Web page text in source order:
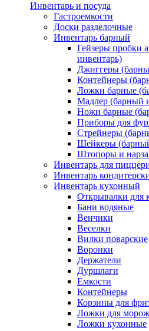
Инвентарь и посуда
Гастроемкости
Доски разделочные
Инвентарь барный
Гейзеры пробки
инвентарь)
Джиггеры
Контейнеры
Ложки барные
Мадлер (барный
Ножи барные
Приборы для
Стрейнеры
Шейкеры
Штопоры и
Инвентарь для
Инвентарь
Инвентарь кухонный
Открывалки для
Бани водяные
Венчики
Веселки
Вилки поварские
Воронки
Держатели
Дуршлаги
Емкости
Контейнеры
Корзины для
Ложки для
Ложки кухонные